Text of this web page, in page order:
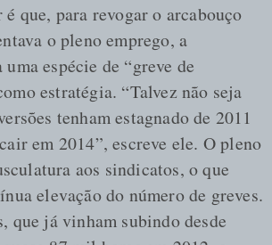
que, para revogar o arcabouço
o pleno emprego, a
espécie de “greve de
estratégia. “Talvez não seja
tenham estagnado de 2011
em 2014”, escreve ele. O pleno
aos sindicatos, o que
elevação do número de greves.
que já vinham subindo desde